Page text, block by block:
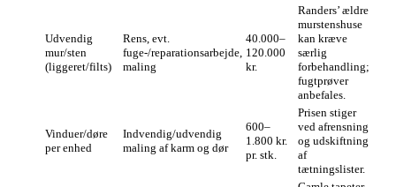
Udvendig
mur/sten
(liggeret/filts)
Rens, evt.
fuge-/reparationsarbejde,
maling
40.000–
120.000
kr.
Randers’ ældre
murstenshuse
kan kræve
særlig
forbehandling;
fugtprøver
anbefales.
Vinduer/døre
per enhed
Indvendig/udvendig
maling af karm og dør
600–
1.800 kr.
pr. stk.
Prisen stiger
ved afrensning
og udskiftning
af
tætningslister.